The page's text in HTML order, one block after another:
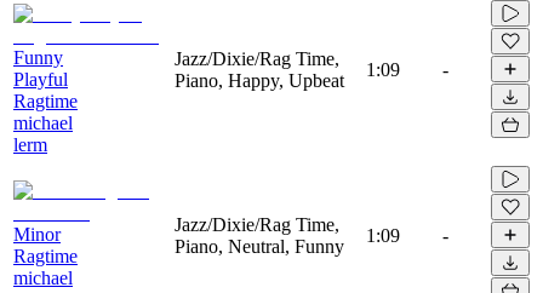
Funny
Playful
Ragtime
michael
lerm
Jazz/Dixie/Rag Time,
Piano, Happy, Upbeat
1:09 -
Minor
Ragtime
michael
Jazz/Dixie/Rag Time,
Piano, Neutral, Funny
1:09 -